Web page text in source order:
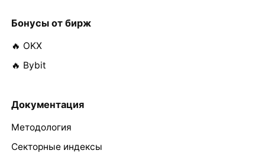
Бонусы от бирж
🔥 OKX
🔥 Bybit
Документация
Методология
Секторные индексы